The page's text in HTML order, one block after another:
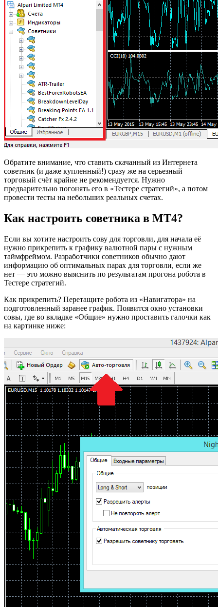
Обратите внимание, что ставить скачанный из Интернета
советник (и даже купленный!) сразу же на серьезный
торговый счёт крайне не рекомендуется. Нужно
предварительно погонять его в «Тестере стратегий», а потом
провести тесты на небольших реальных счетах.
Как настроить советника в MT4?
Если вы хотите настроить сову для торговли, для начала её
нужно прикрепить к графику валютной пары с нужным
таймфреймом. Разработчики советников обычно дают
информацию об оптимальных парах для торговли, если же
нет — это можно выяснить по результатам прогона робота в
Тестере стратегий.
Как прикрепить? Перетащите робота из «Навигатора» на
подготовленный заранее график. Появится окно установки
совы, где во вкладке «Общие» нужно проставить галочки как
на картинке ниже: